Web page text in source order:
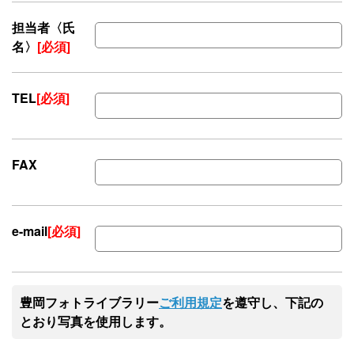
担当者〈氏
名〉 [必須]
TEL[必須]
FAX
e-mail[必須]
豊岡フォトライブラリーご利用規定を遵守し、下記の
とおり写真を使用します。